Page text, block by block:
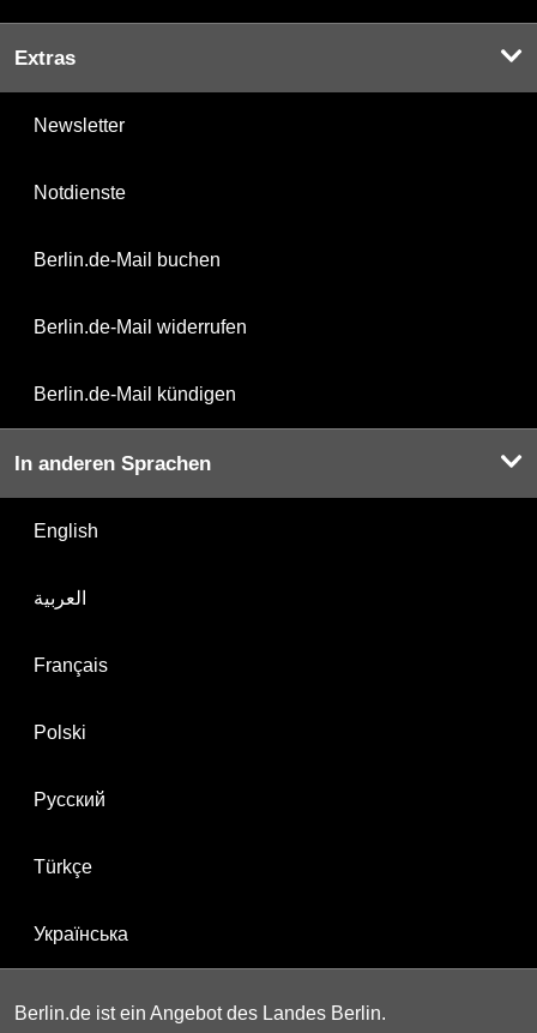
Extras
Newsletter
Notdienste
Berlin.de-Mail buchen
Berlin.de-Mail widerrufen
Berlin.de-Mail kündigen
In anderen Sprachen
English
العربية
Français
Polski
Русский
Türkçe
Українська
Berlin.de ist ein Angebot des Landes Berlin.